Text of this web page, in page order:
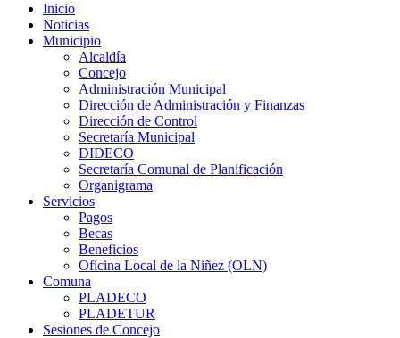
Inicio
Noticias
Municipio
Alcaldía
Concejo
Administración Municipal
Dirección de Administración y Finanzas
Dirección de Control
Secretaría Municipal
DIDECO
Secretaría Comunal de Planificación
Organigrama
Servicios
Pagos
Becas
Beneficios
Oficina Local de la Niñez (OLN)
Comuna
PLADECO
PLADETUR
Sesiones de Concejo